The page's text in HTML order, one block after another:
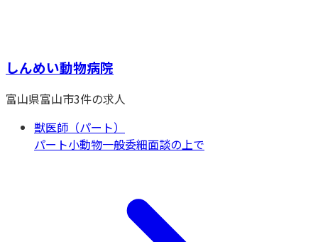
しんめい動物病院
富山県富山市3件の求人
獣医師（パート）
パート小動物一般委細面談の上で